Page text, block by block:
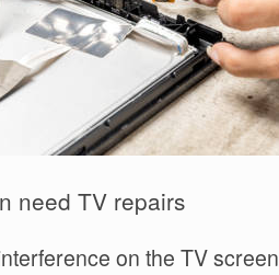
need TV repairs
on the TV screen